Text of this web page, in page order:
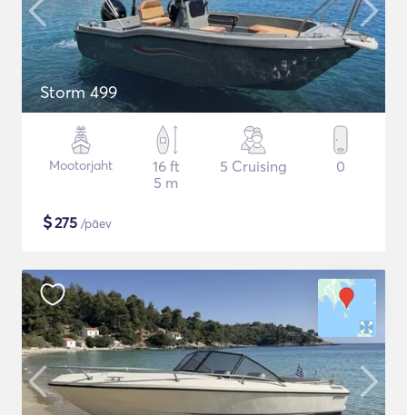
Storm 499
Mootorjaht
16 ft
5 m
5 Cruising 0
$275 /päev